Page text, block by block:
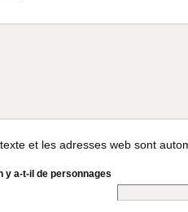
et les adresses web sont
y a-t-il de personnages